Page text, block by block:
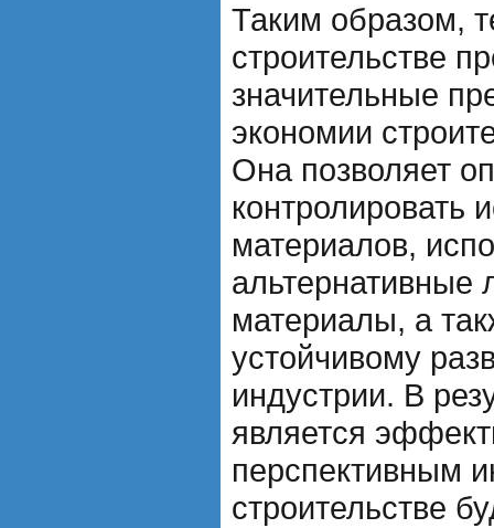
Таким образом,
строительстве
значительные
экономии
Она позволяет
контролировать
материалов,
альтернативные
материалы, а
устойчивому
индустрии. В
является
перспективным
строительстве